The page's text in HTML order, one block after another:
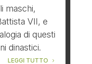
maschi,
VII, e
di questi
dinastici.
LEGGI TUTTO